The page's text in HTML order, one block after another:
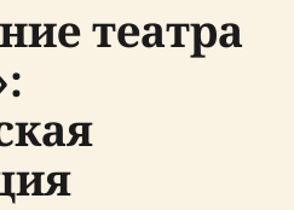
театра